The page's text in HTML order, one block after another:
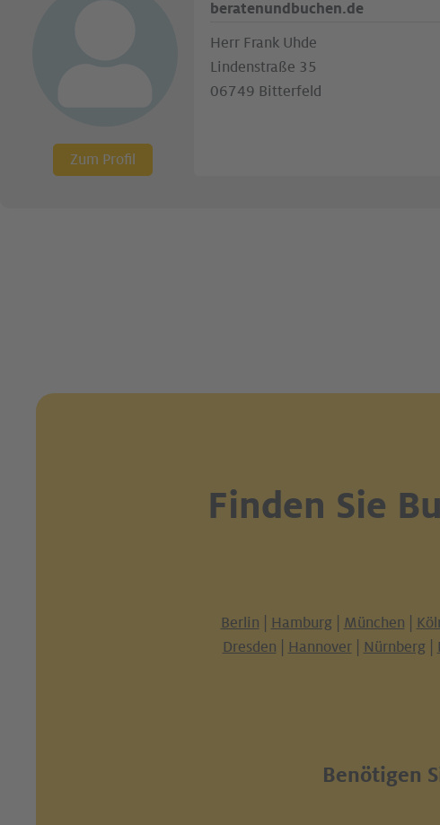
Zum Profil
beratenundbuchen.de
Herr Frank Uhde
Lindenstraße 35
06749 Bitterfeld
Finden Sie
Berlin Hamburg München
Dresden
Hannover| Nürnberg
Benötigen